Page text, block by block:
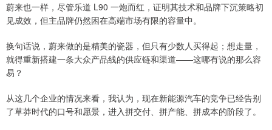
蔚来也一样，尽管乐道 L90 一炮而红，证明其技术和品牌下沉策略初
见成效，但主品牌仍然困在高端市场有限的容量中。
换句话说，蔚来做的是精美的瓷器，但只有少数人买得起；想走量，
就得重新搭建一条大众产品线的供应链和渠道——这哪有说的那么容
易？
从这几个企业的情况来看，我认为，现在新能源汽车的竞争已经告别
了草莽时代的口号和愿景，进入拼交付、拼产能、拼成本的阶段了。